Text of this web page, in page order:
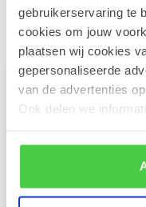
gebruikerservaring te
cookies om jouw
plaatsen wij cookies
gepersonaliseerde
van de advertenties
Ook delen we
rekening mee dat als
de correcte werking
Recent bekeken